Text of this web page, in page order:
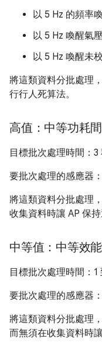
以 5 Hz 的頻率
以 5 Hz 喚醒氣
以 5 Hz 喚醒未
將這類資料分批處理
行行人死算法。
高值：中等功耗
目標批次處理時間：3
要批次處理的感應器
將這類資料分批處理
收集資料時讓 AP 保持
中等值：中等效
目標批次處理時間：1
要批次處理的感應器
將這類資料分批處理
而無須在收集資料時